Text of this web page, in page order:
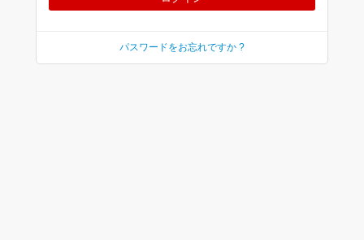
パスワードをお忘れですか ?